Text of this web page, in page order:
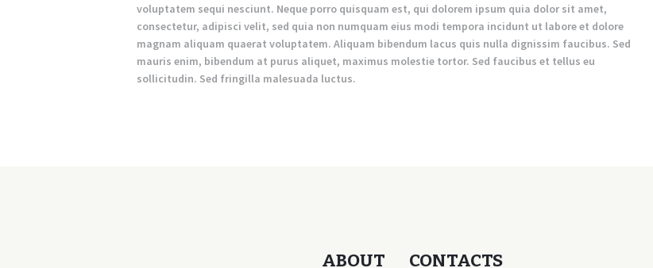
voluptatem sequi nesciunt. Neque porro quisquam est, qui dolorem ipsum quia dolor sit amet,
consectetur, adipisci velit, sed quia non numquam eius modi tempora incidunt ut labore et dolore
magnam aliquam quaerat voluptatem. Aliquam bibendum lacus quis nulla dignissim faucibus. Sed
mauris enim, bibendum at purus aliquet, maximus molestie tortor. Sed faucibus et tellus eu
sollicitudin. Sed fringilla malesuada luctus.
ABOUT CONTACTS